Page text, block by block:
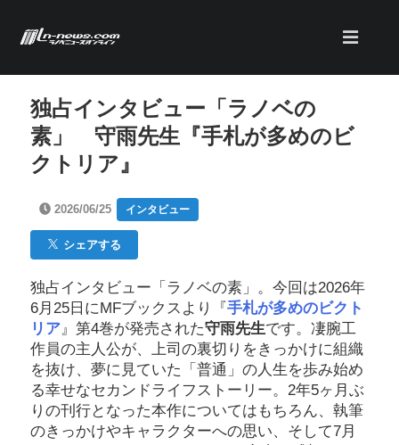
独占インタビュー「ラノベの
素」 守雨先生『手札が多めのビ
クトリア』
2026/06/25 インタビュー
シェアする
独占インタビュー「ラノベの素」。今回は2026年
6月25日にMFブックスより『 手札が多めのビクト
リア』第4巻が発売された守雨先生です。凄腕工
作員の主人公が、上司の裏切りをきっかけに組織
を抜け、夢に見ていた「普通」の人生を歩み始め
る幸せなセカンドライフストーリー。2年5ヶ月ぶ
りの刊行となった本作についてはもちろん、執筆
のきっかけやキャラクターへの思い、そして7月